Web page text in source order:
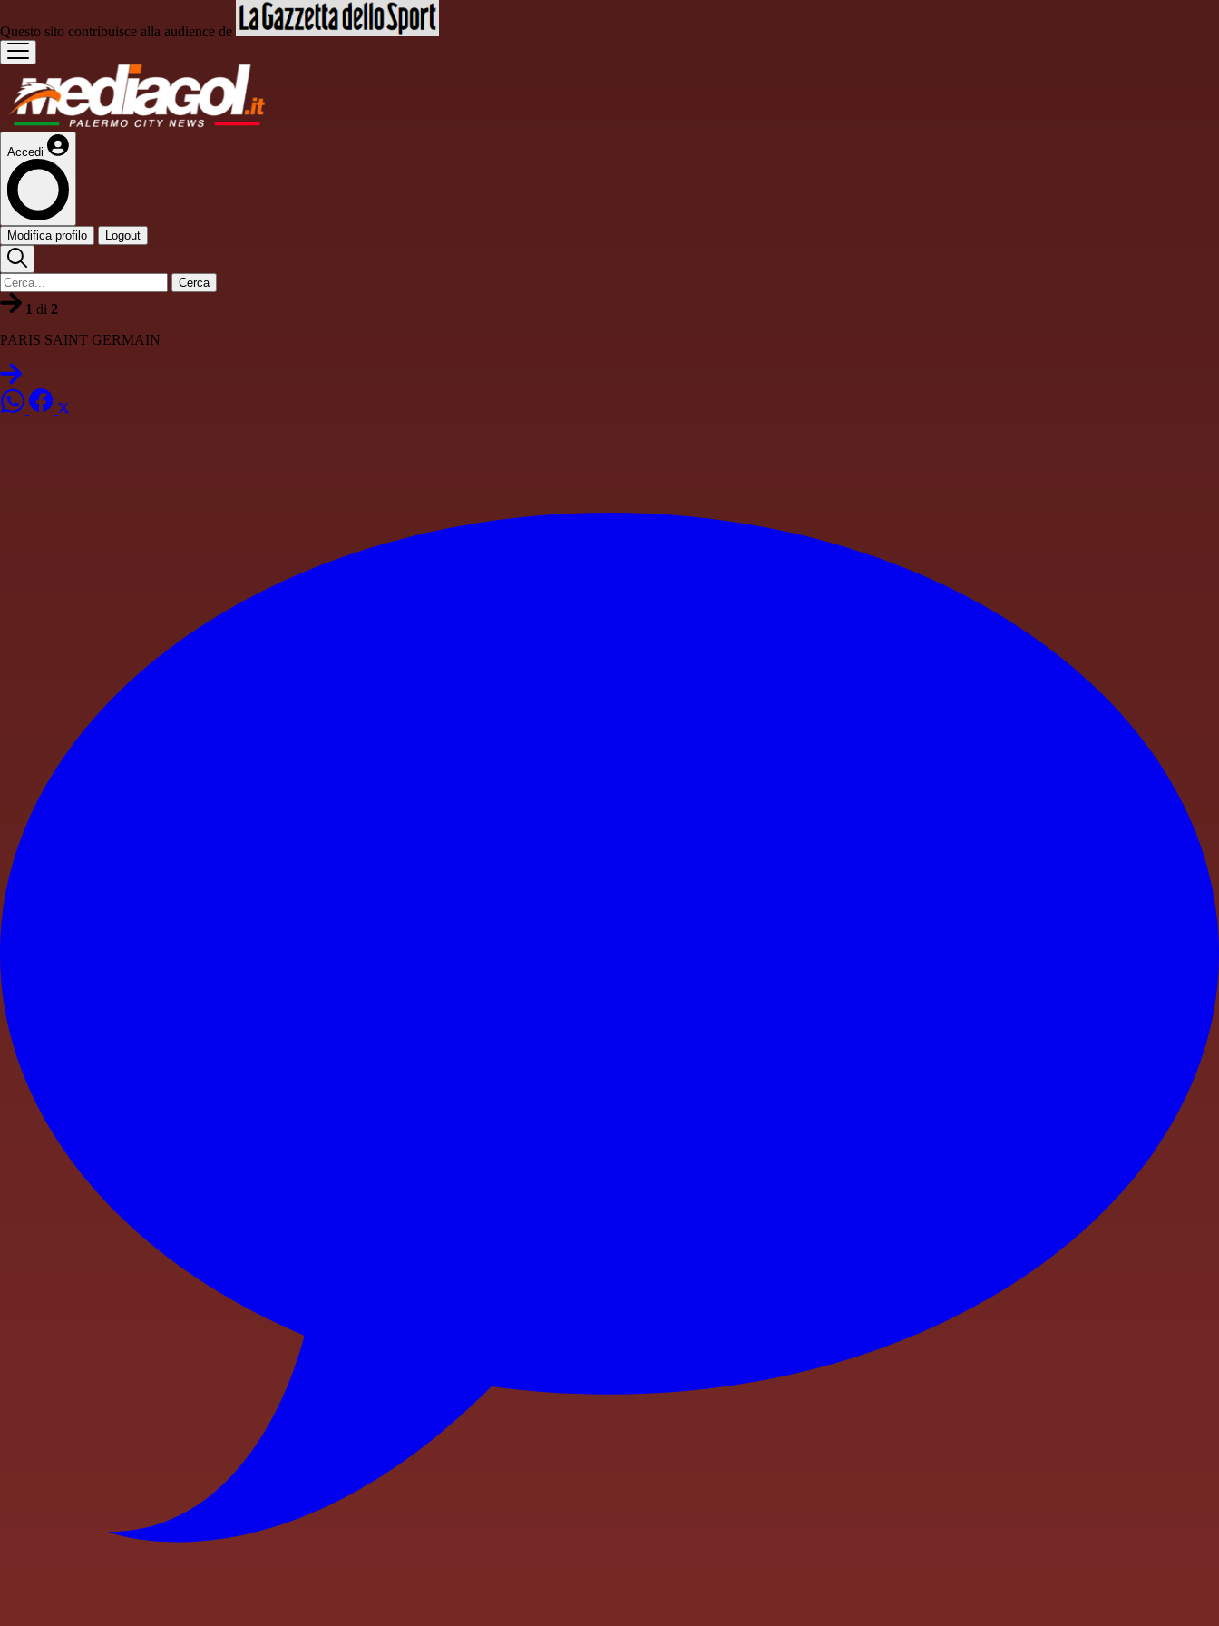
Questo sito contribuisce alla audience de
Accedi
Modifica profilo Logout
Cerca
1 di 2
PARIS SAINT GERMAIN